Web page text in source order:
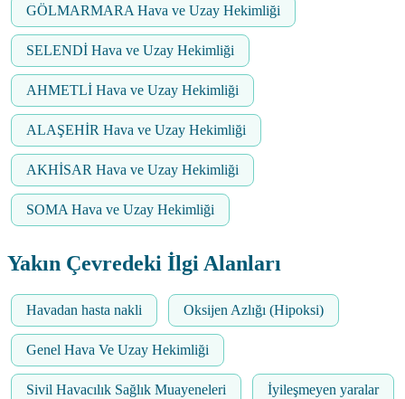
GÖLMARMARA Hava ve Uzay Hekimliği
SELENDİ Hava ve Uzay Hekimliği
AHMETLİ Hava ve Uzay Hekimliği
ALAŞEHİR Hava ve Uzay Hekimliği
AKHİSAR Hava ve Uzay Hekimliği
SOMA Hava ve Uzay Hekimliği
Yakın Çevredeki İlgi Alanları
Havadan hasta nakli Oksijen Azlığı (Hipoksi)
Genel Hava Ve Uzay Hekimliği
Sivil Havacılık Sağlık Muayeneleri İyileşmeyen yaralar